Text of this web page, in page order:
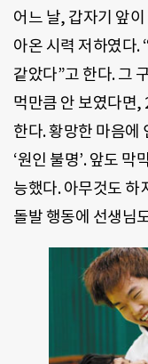
어느 날, 갑자기 앞
아온 시력 저하였다.
같았다”고 한다. 그
먹만큼 안 보였다면,
한다. 황망한 마음에
‘원인 불명’. 앞도
능했다. 아무것도 하
돌발 행동에 선생님